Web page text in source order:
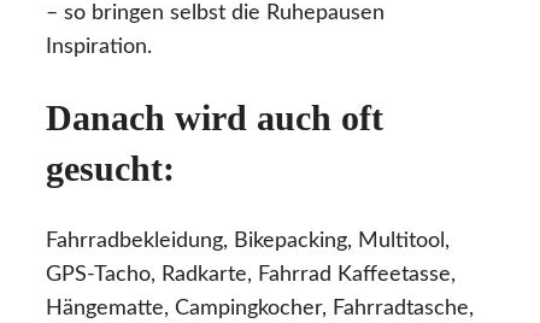
– so bringen selbst die Ruhepausen
Inspiration.
Danach wird auch oft
gesucht:
Fahrradbekleidung, Bikepacking, Multitool,
GPS-Tacho, Radkarte, Fahrrad Kaffeetasse,
Hängematte, Campingkocher, Fahrradtasche,